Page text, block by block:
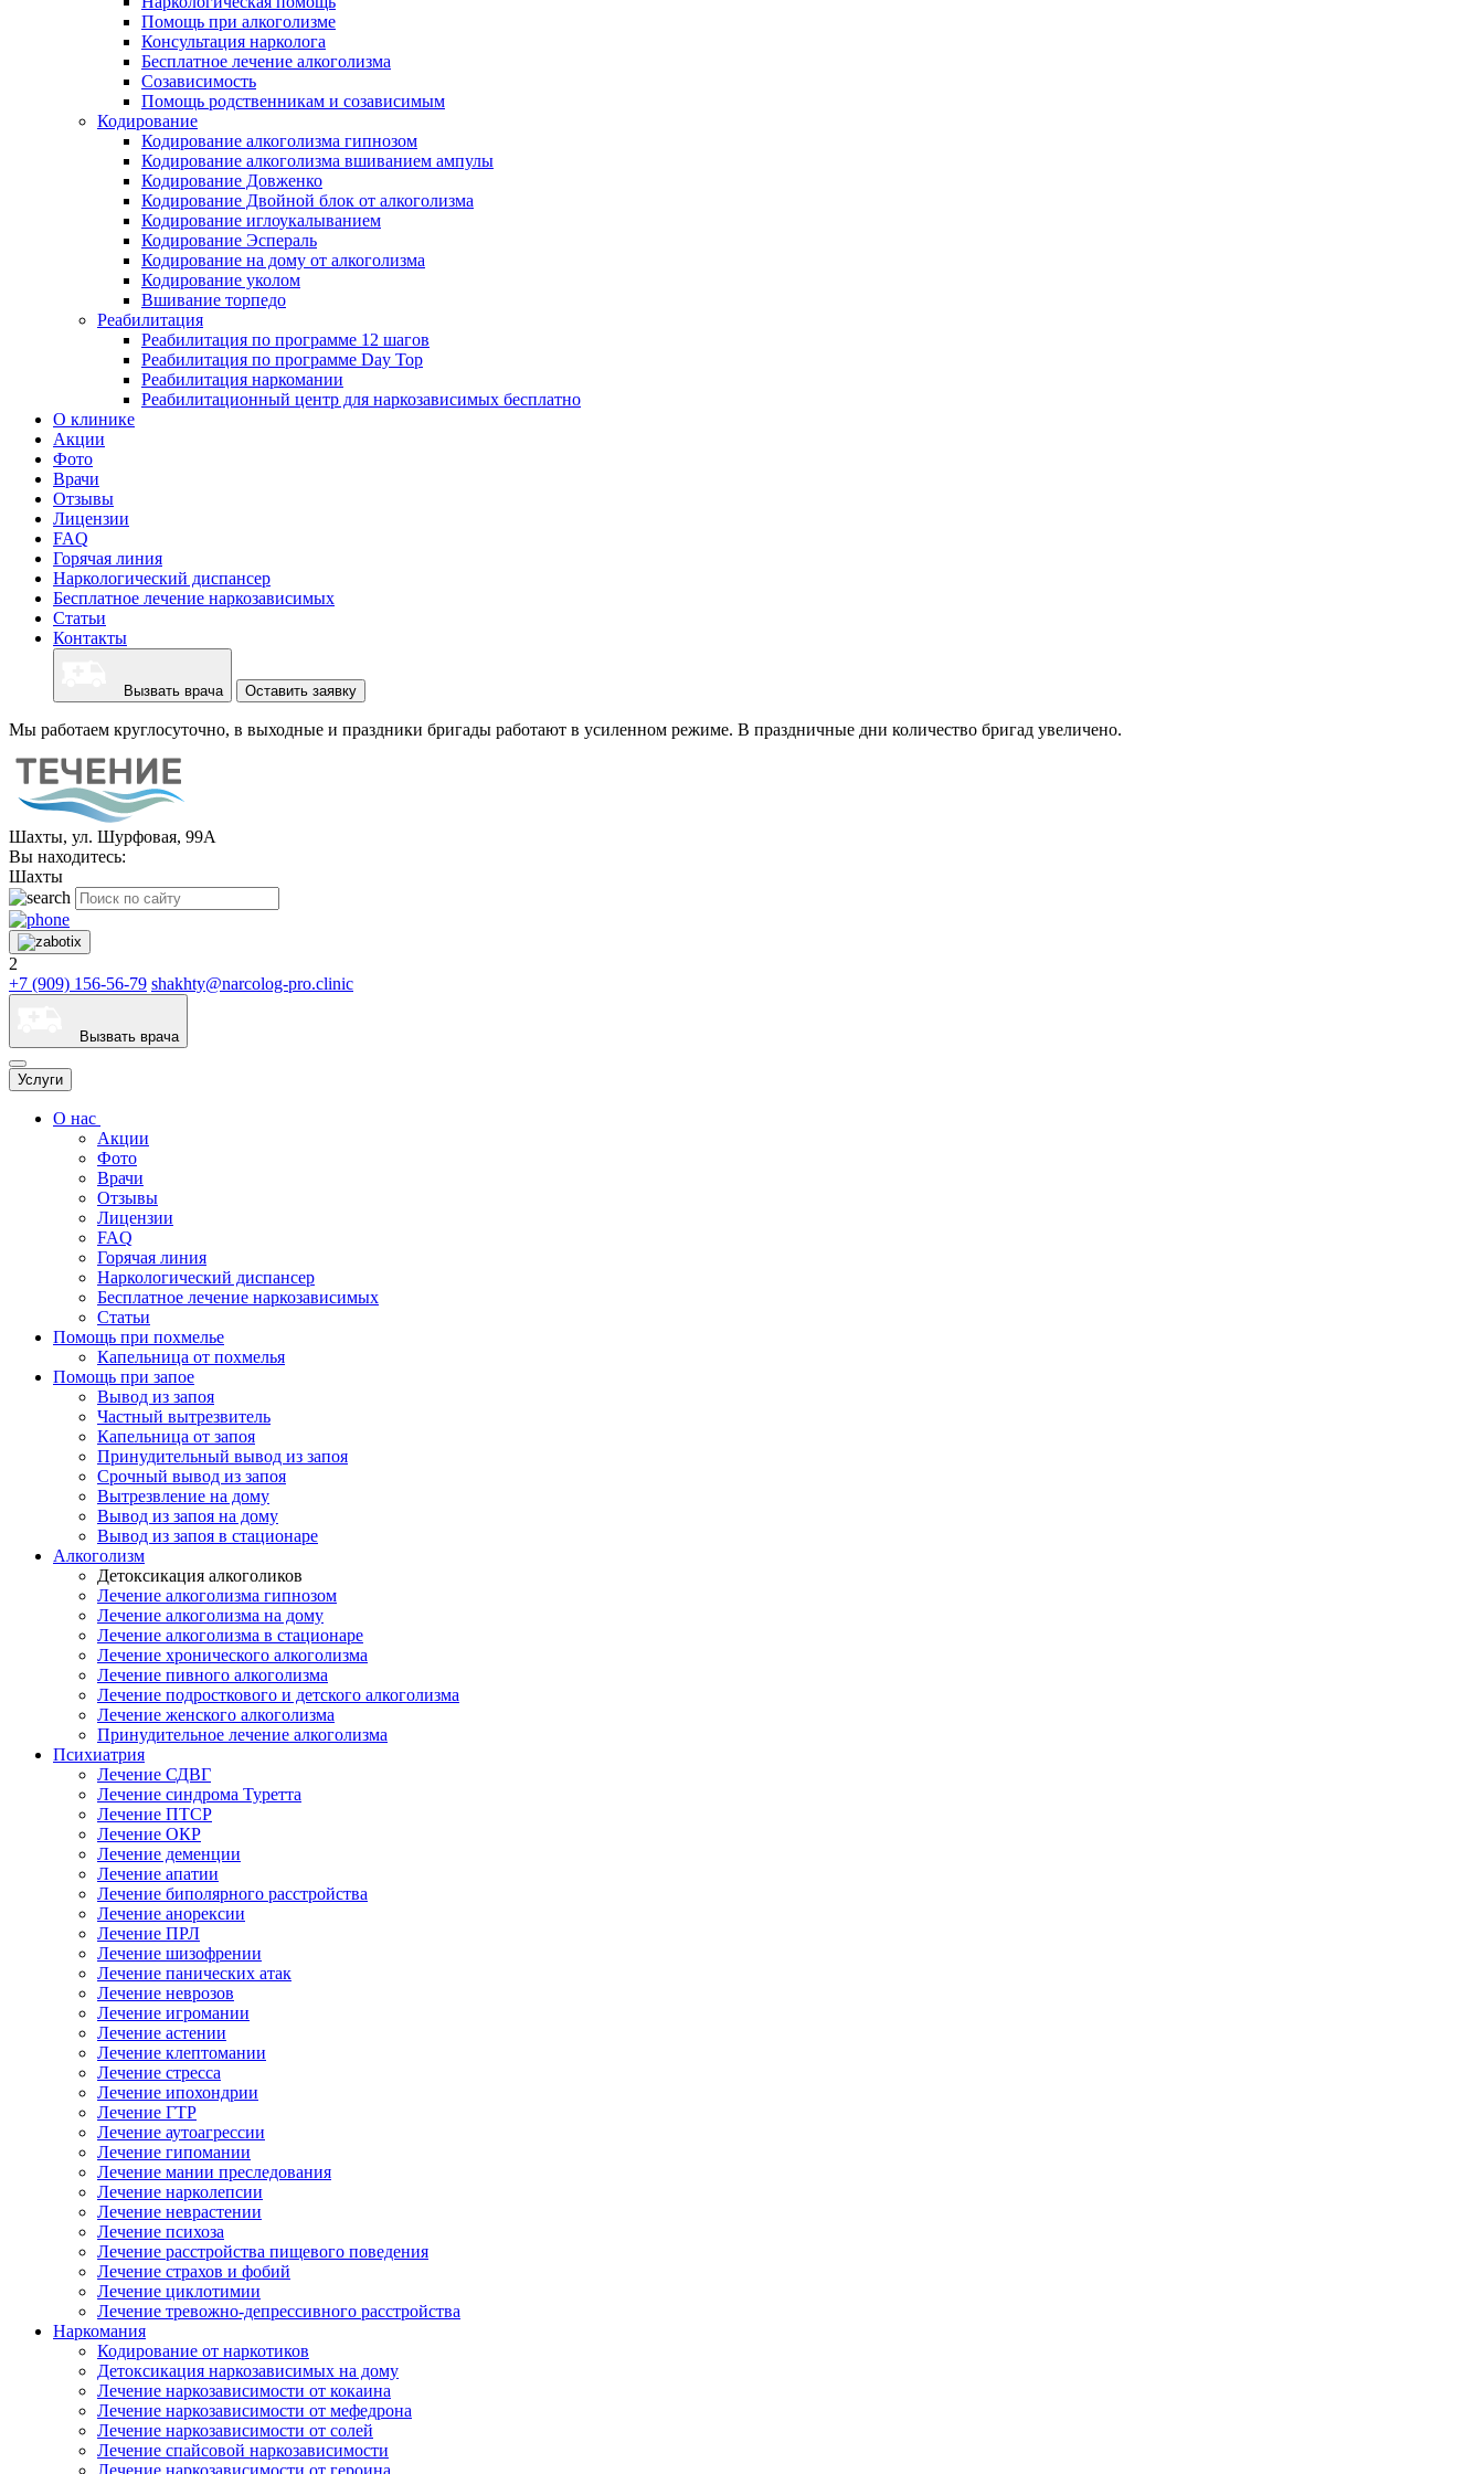
Помощь при алкоголизме
Консультация нарколога
Бесплатное лечение алкоголизма
Созависимость
Помощь родственникам и созависимым
Кодирование
Кодирование алкоголизма гипнозом
Кодирование алкоголизма вшиванием ампулы
Кодирование Довженко
Кодирование Двойной блок от алкоголизма
Кодирование иглоукалыванием
Кодирование Эспераль
Кодирование на дому от алкоголизма
Кодирование уколом
Вшивание торпедо
Реабилитация
Реабилитация по программе 12 шагов
Реабилитация по программе Day Top
Реабилитация наркомании
Реабилитационный центр для наркозависимых бесплатно
О клинике
Акции
Фото
Врачи
Отзывы
Лицензии
FAQ
Горячая линия
Наркологический диспансер
Бесплатное лечение наркозависимых
Статьи
Контакты
Вызвать врача Оставить заявку
Мы работаем круглосуточно, в выходные и праздники бригады работают в усиленном режиме. В праздничные дни количество бригад увеличено.
Шахты, ул. Шурфовая, 99А
Вы находитесь:
Шахты
2
+7 (909) 156-56-79 shakhty@narcolog-pro.clinic
Вызвать врача
Услуги
О нас
Акции
Фото
Врачи
Отзывы
Лицензии
FAQ
Горячая линия
Наркологический диспансер
Бесплатное лечение наркозависимых
Статьи
Помощь при похмелье
Капельница от похмелья
Помощь при запое
Вывод из запоя
Частный вытрезвитель
Капельница от запоя
Принудительный вывод из запоя
Срочный вывод из запоя
Вытрезвление на дому
Вывод из запоя на дому
Вывод из запоя в стационаре
Алкоголизм
Детоксикация алкоголиков
Лечение алкоголизма гипнозом
Лечение алкоголизма на дому
Лечение алкоголизма в стационаре
Лечение хронического алкоголизма
Лечение пивного алкоголизма
Лечение подросткового и детского алкоголизма
Лечение женского алкоголизма
Принудительное лечение алкоголизма
Психиатрия
Лечение СДВГ
Лечение синдрома Туретта
Лечение ПТСР
Лечение ОКР
Лечение деменции
Лечение апатии
Лечение биполярного расстройства
Лечение анорексии
Лечение ПРЛ
Лечение шизофрении
Лечение панических атак
Лечение неврозов
Лечение игромании
Лечение астении
Лечение клептомании
Лечение стресса
Лечение ипохондрии
Лечение ГТР
Лечение аутоагрессии
Лечение гипомании
Лечение мании преследования
Лечение нарколепсии
Лечение неврастении
Лечение психоза
Лечение расстройства пищевого поведения
Лечение страхов и фобий
Лечение циклотимии
Лечение тревожно-депрессивного расстройства
Наркомания
Кодирование от наркотиков
Детоксикация наркозависимых на дому
Лечение наркозависимости от кокаина
Лечение наркозависимости от мефедрона
Лечение наркозависимости от солей
Лечение спайсовой наркозависимости
Лечение наркозависимости от героина